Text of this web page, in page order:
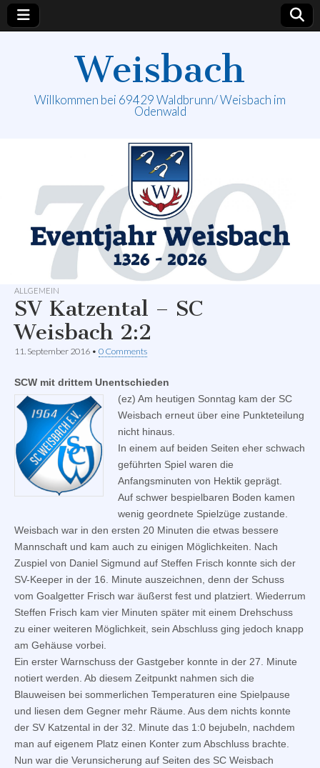
Weisbach
Willkommen bei 69429 Waldbrunn/ Weisbach im
Odenwald
ALLGEMEIN
SV Katzental – SC
Weisbach 2:2
11. September 2016 • 0 Comments
SCW mit drittem Unentschieden
(ez) Am heutigen Sonntag kam der SC
Weisbach erneut über eine Punkteteilung
nicht hinaus.
In einem auf beiden Seiten eher schwach
geführten Spiel waren die
Anfangsminuten von Hektik geprägt.
Auf schwer bespielbaren Boden kamen
wenig geordnete Spielzüge zustande.
Weisbach war in den ersten 20 Minuten die etwas bessere
Mannschaft und kam auch zu einigen Möglichkeiten. Nach
Zuspiel von Daniel Sigmund auf Steffen Frisch konnte sich der
SV-Keeper in der 16. Minute auszeichnen, denn der Schuss
vom Goalgetter Frisch war äußerst fest und platziert. Wiederrum
Steffen Frisch kam vier Minuten später mit einem Drehschuss
zu einer weiteren Möglichkeit, sein Abschluss ging jedoch knapp
am Gehäuse vorbei.
Ein erster Warnschuss der Gastgeber konnte in der 27. Minute
notiert werden. Ab diesem Zeitpunkt nahmen sich die
Blauweisen bei sommerlichen Temperaturen eine Spielpause
und liesen dem Gegner mehr Räume. Aus dem nichts konnte
der SV Katzental in der 32. Minute das 1:0 bejubeln, nachdem
man auf eigenem Platz einen Konter zum Abschluss brachte.
Nun war die Verunsicherung auf Seiten des SC Weisbach